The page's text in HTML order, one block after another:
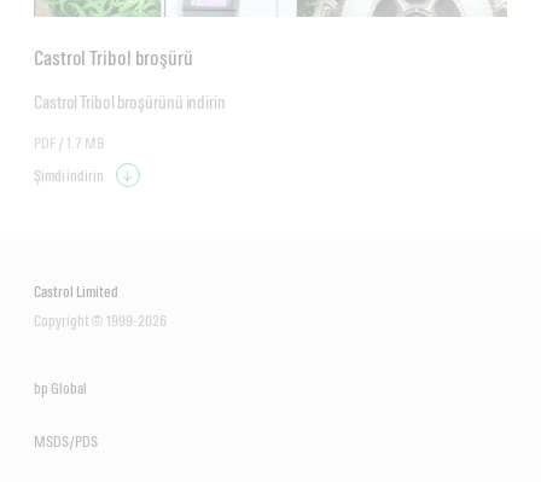
Castrol Tribol broşürü
Castrol Tribol broşürünü indirin
PDF / 1.7 MB
Şimdi indirin
Castrol Limited
Copyright © 1999-2026
bp Global
MSDS/PDS